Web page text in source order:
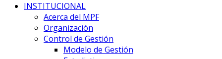
INSTITUCIONAL
Acerca del MPF
Organización
Control de Gestión
Modelo de Gestión